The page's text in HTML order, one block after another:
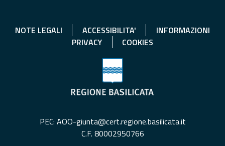
NOTE LEGALI ACCESSIBILITA'
INFORMAZIONI
PRIVACY
COOKIES
PEC: AOO-giunta@cert.regione.basilicata.it
C.F. 80002950766